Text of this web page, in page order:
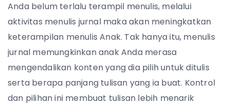
Anda belum terlalu terampil menulis, melalui
aktivitas menulis jurnal maka akan meningkatkan
keterampilan menulis Anak. Tak hanya itu, menulis
jurnal memungkinkan anak Anda merasa
mengendalikan konten yang dia pilih untuk ditulis
serta berapa panjang tulisan yang ia buat. Kontrol
dan pilihan ini membuat tulisan lebih menarik